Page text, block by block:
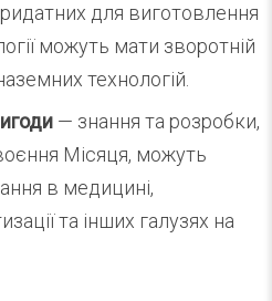
для виготовлення
можуть мати зворотній
технологій.
— знання та розробки,
Місяця, можуть
в медицині,
та інших галузях на